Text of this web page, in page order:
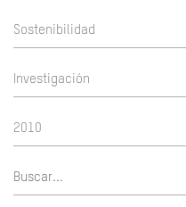
Sostenibilidad
Investigación
2010